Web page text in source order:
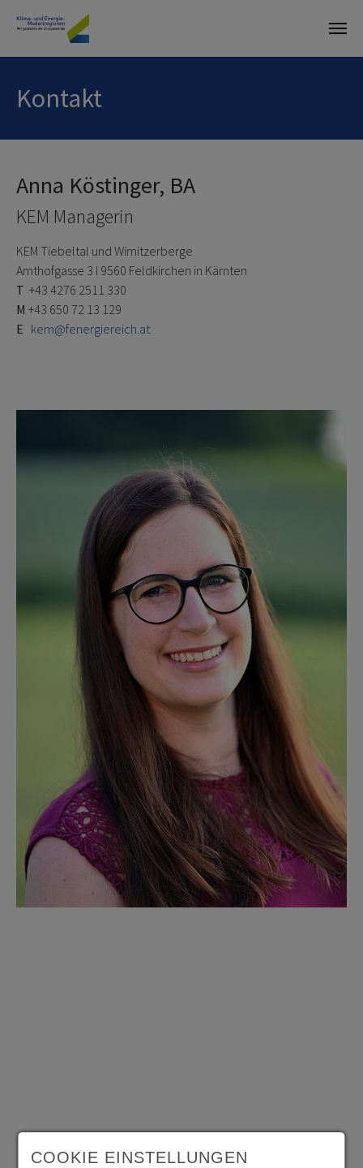
Kontakt
Anna Köstinger, BA
KEM Managerin
KEM Tiebeltal und Wimitzerberge
Amthofgasse 3 I 9560 Feldkirchen in Kärnten
T +43 4276 2511 330
M +43 650 72 13 129
E kem@fenergiereich.at
COOKIE EINSTELLUNGEN